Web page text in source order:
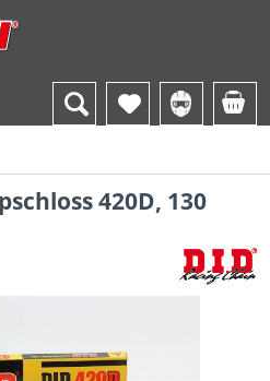
420D, 130